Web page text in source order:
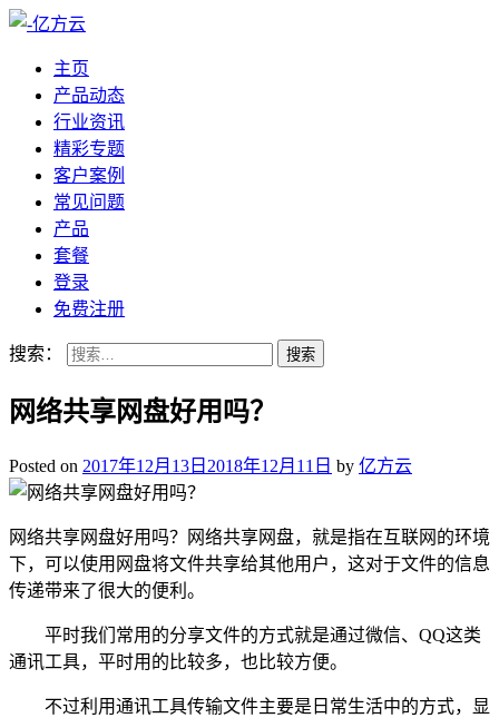
主页
产品动态
行业资讯
精彩专题
客户案例
常见问题
产品
套餐
登录
免费注册
搜索：
网络共享网盘好用吗？
Posted on 2017年12月13日 2018年12月11日 by 亿方云
网络共享网盘好用吗？网络共享网盘，就是指在互联网的环境
下，可以使用网盘将文件共享给其他用户，这对于文件的信息
传递带来了很大的便利。
平时我们常用的分享文件的方式就是通过微信、QQ这类
通讯工具，平时用的比较多，也比较方便。
不过利用通讯工具传输文件主要是日常生活中的方式，显